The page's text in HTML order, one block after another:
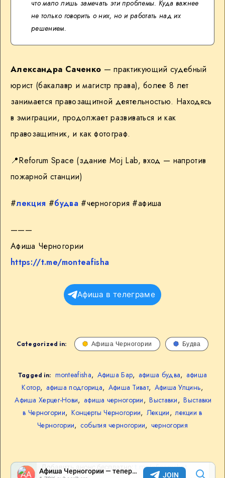
что мало лишь замечать эти проблемы. Куда важнее
не только говорить о них, но и работать над их
решением.
Александра Саченко — практикующий судебный
юрист (бакалавр и магистр права), более 8 лет
занимается правозащитной деятельностью. Находясь
в эмиграции, продолжает развиваться и как
правозащитник, и как фотограф.
📍Reforum Space (здание Moj Lab, вход — напротив
пожарной станции)
#лекция #будва#черногория #афиша
———
Афиша Черногории
https://t.me/monteafisha
Афиша в телеграме
Categorized in: Афиша Черногории Будва
Tagged in: monteafisha, Афиша Бар, афиша будва, афиша
Котор, афиша подгорица, Афиша Тиват, Афиша Улцинь,
Афиша Херцег-Нови, афиша черногории, Выставки, Выставки
в Черногории, Концерты Черногории, Лекции, лекции в
Черногории, события черногории, черногория